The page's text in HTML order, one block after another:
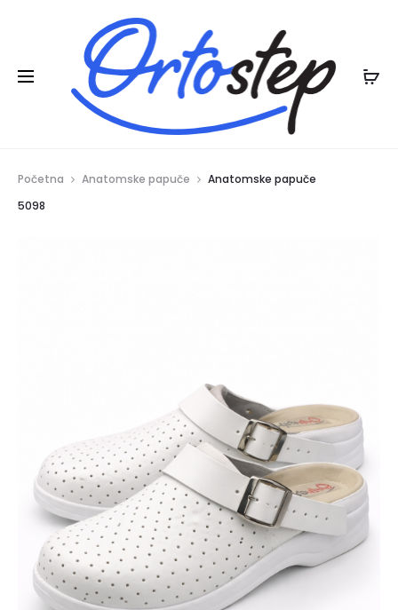
Posebna ljetna pogodnost:
Početna Anatomske papuče
Anatomske papuče
5098